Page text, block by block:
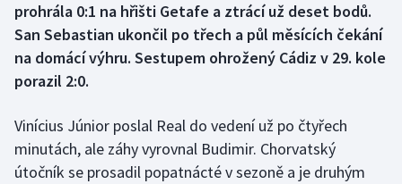
Curling
Dostihy
Florbal
Futsal
prohrála 0:1 na hřišti Getafe a ztrácí už deset bodů.
San Sebastian ukončil po třech a půl měsících čekání
na domácí výhru. Sestupem ohrožený Cádiz v 29. kole
porazil 2:0.
Vinícius Júnior poslal Real do vedení už po čtyřech
minutách, ale záhy vyrovnal Budimir. Chorvatský
útočník se prosadil popatnácté v sezoně a je druhým